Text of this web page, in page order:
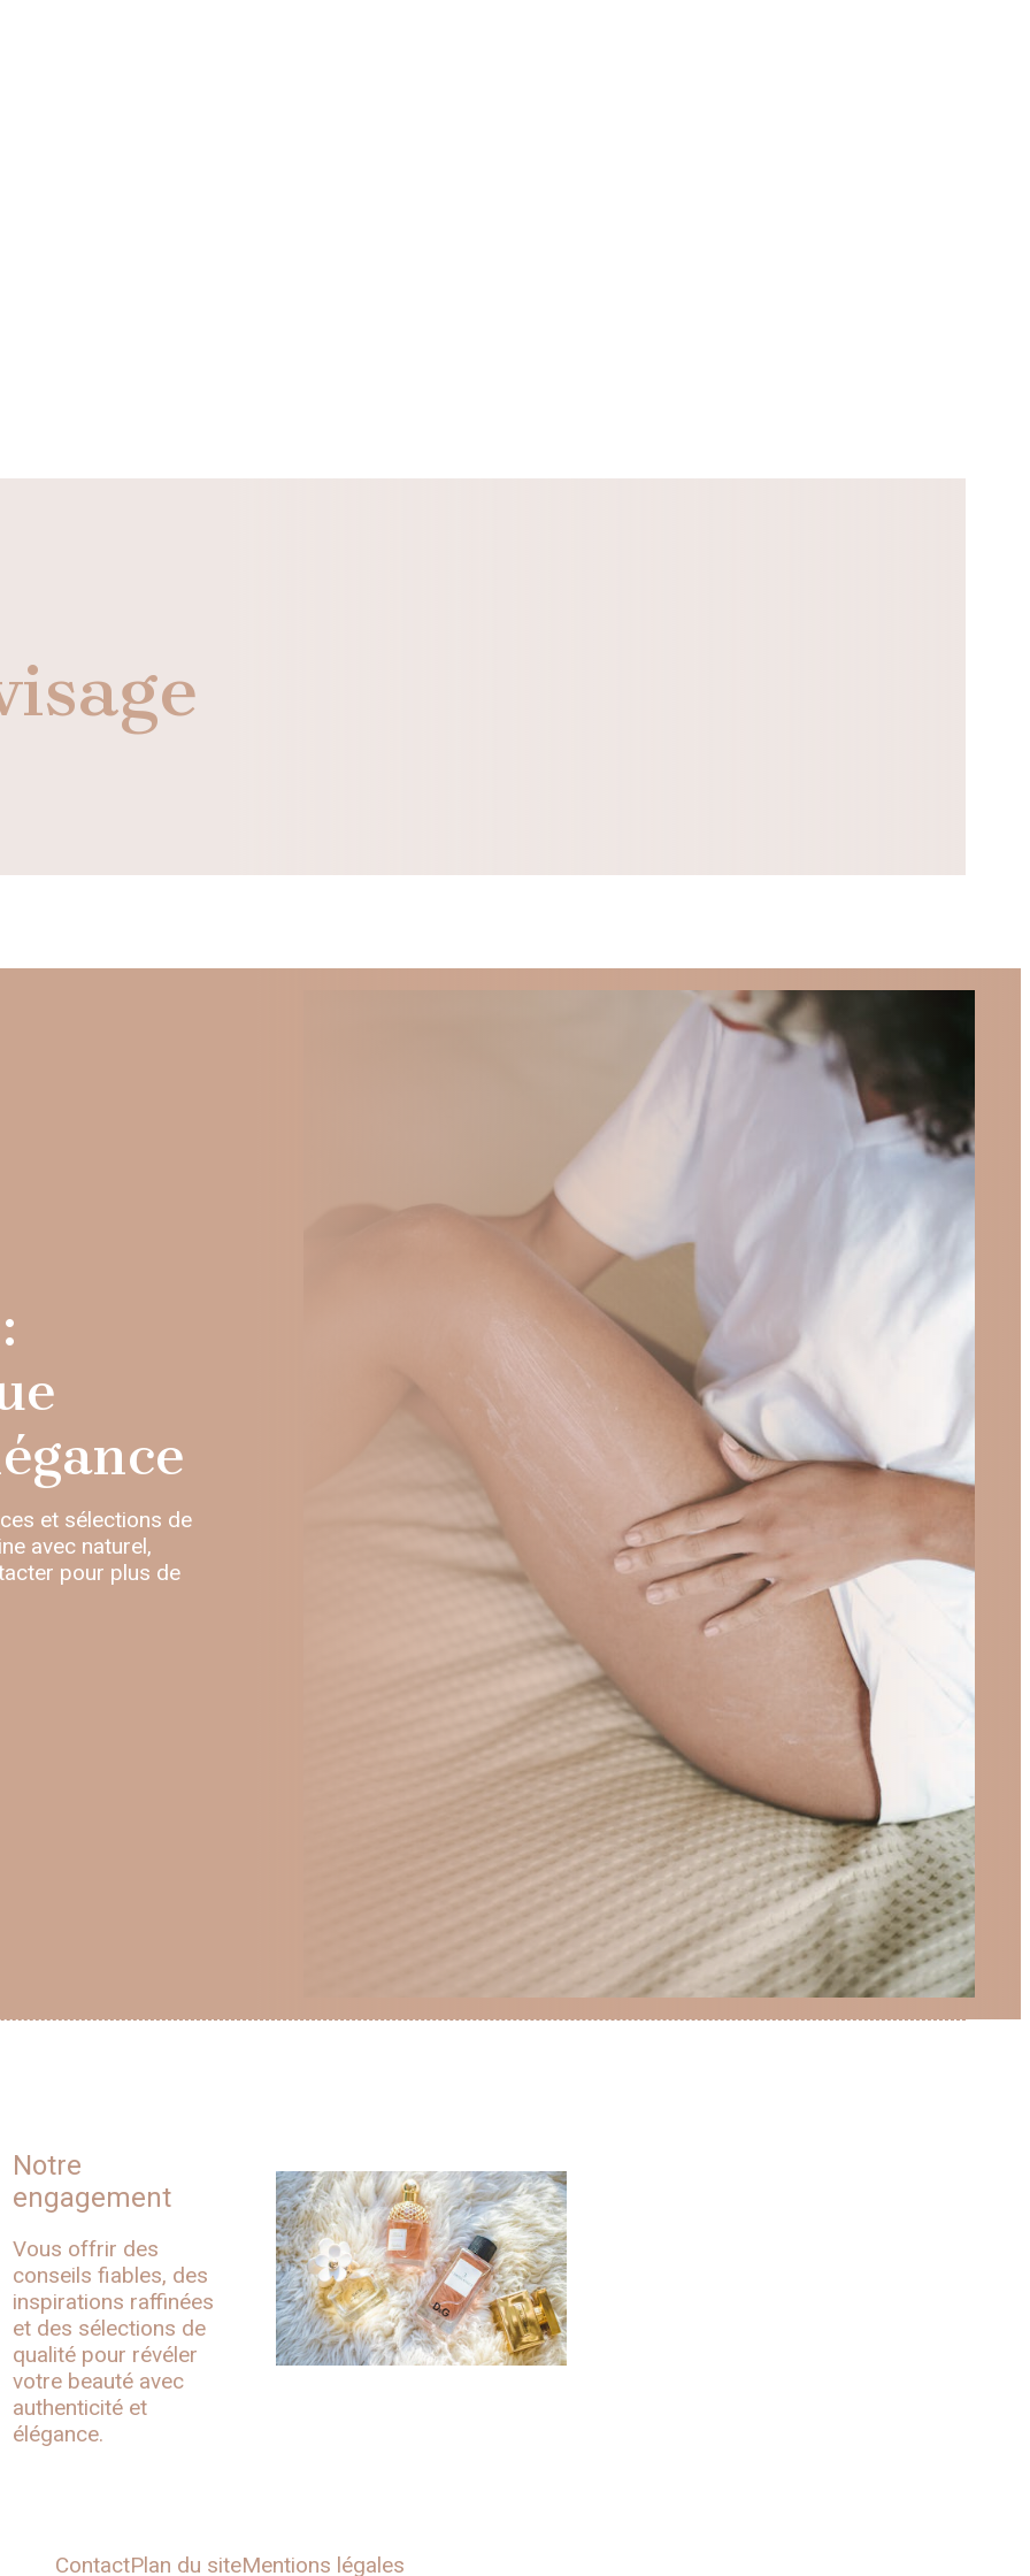
et sélections de
avec naturel,
pour plus de
Notre
engagement
Vous offrir des
conseils fiables, des
inspirations raffinées
et des sélections de
qualité pour révéler
votre beauté avec
authenticité et
élégance.
ContactPlan du siteMentions légales